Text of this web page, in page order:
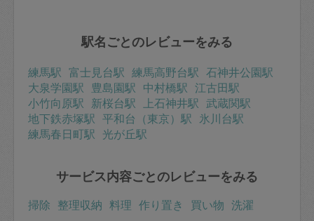
駅名ごとのレビューをみる
練馬駅 富士見台駅 練馬高野台駅 石神井公園駅
大泉学園駅 豊島園駅 中村橋駅 江古田駅
小竹向原駅 新桜台駅 上石神井駅 武蔵関駅
地下鉄赤塚駅 平和台（東京）駅 氷川台駅
練馬春日町駅 光が丘駅
サービス内容ごとのレビューをみる
掃除 整理収納 料理 作り置き 買い物 洗濯